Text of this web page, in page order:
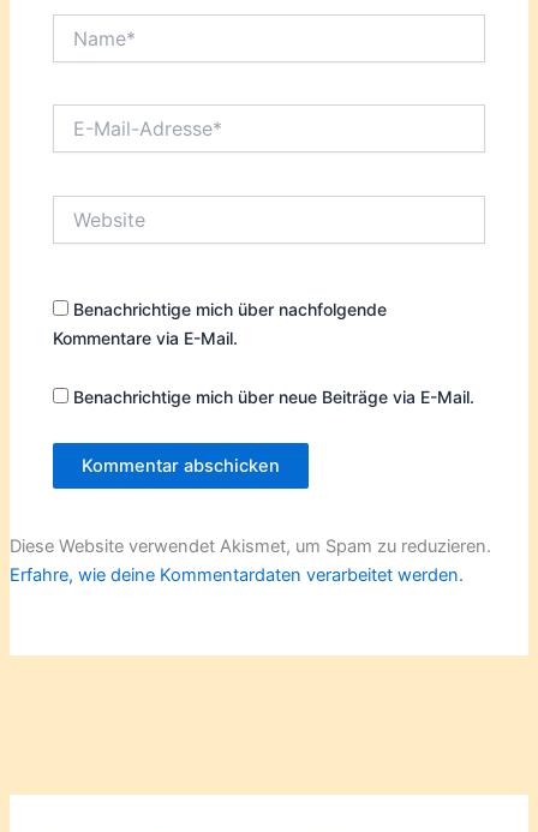
Mail-
Benachrichtige mich über nachfolgende
Kommentare via E-Mail.
Benachrichtige mich über neue Beiträge via E-Mail.
Diese Website verwendet Akismet, um Spam zu reduzieren.
Erfahre, wie deine Kommentardaten verarbeitet werden.